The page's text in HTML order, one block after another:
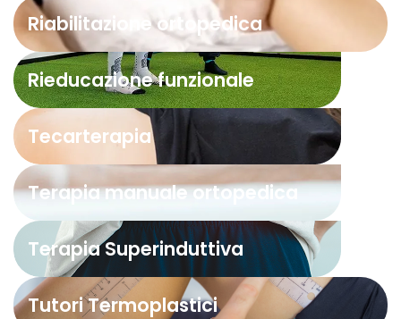
Riabilitazione ortopedica
Rieducazione funzionale
Tecarterapia
Terapia manuale ortopedica
Terapia Superinduttiva
Tutori Termoplastici